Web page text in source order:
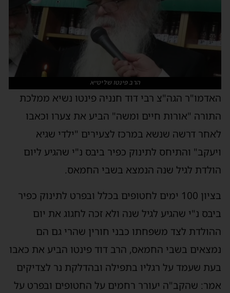
הרב פינטו שליט״א
האדמו"ר הגה"צ רבי דוד חנניה פינטו נשיא ממלכת
התורה "אורות חיים ומשה" הביע את צערו וכאבו
לאחר דרשה שנשא במרכז לצעירים "ילדי שגיא
ויעקב" והתיחס לתינוק כפיר ביבס נ"י שהגיע ליום
הולדת לגיל שנה הנמצא בשבי החמאס.
בציון 100 ימים לחטופים בכלל ובפרט לתינוק כפיר
ביבס נ"י שהגיע לגיל שנה ולא זכה לחגוג את יום
ההולדת לצד משפחתו כבני חורין שהרי גם הם
נמצאים בשבי החמאס, הרב דוד פינטו הביע את כאבו
בעת שעמד על רגליו בתפילה ובהדלקת נר לצדיקים
אמר: שהקב"ה יעורר רחמים על החטופים ובפרט על